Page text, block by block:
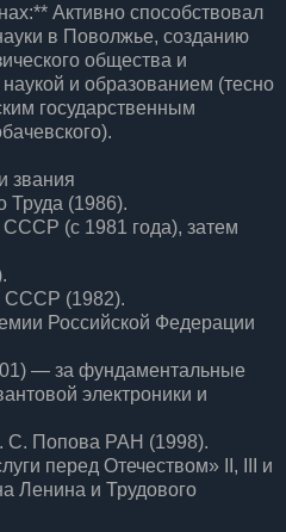
Активно способствовал
в Поволжье, созданию
общества и
и образованием (тесно
государственным
звания
Труда (1986).
(с 1981 года), затем
СССР (1982).
Российской Федерации
— за фундаментальные
электроники и
С. Попова РАН (1998).
перед Отечеством» II, III и
Ленина и Трудового